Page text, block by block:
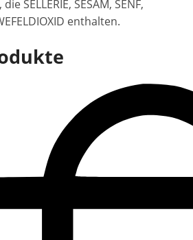
SELLERIE, SESAM, SENF,
enthalten.